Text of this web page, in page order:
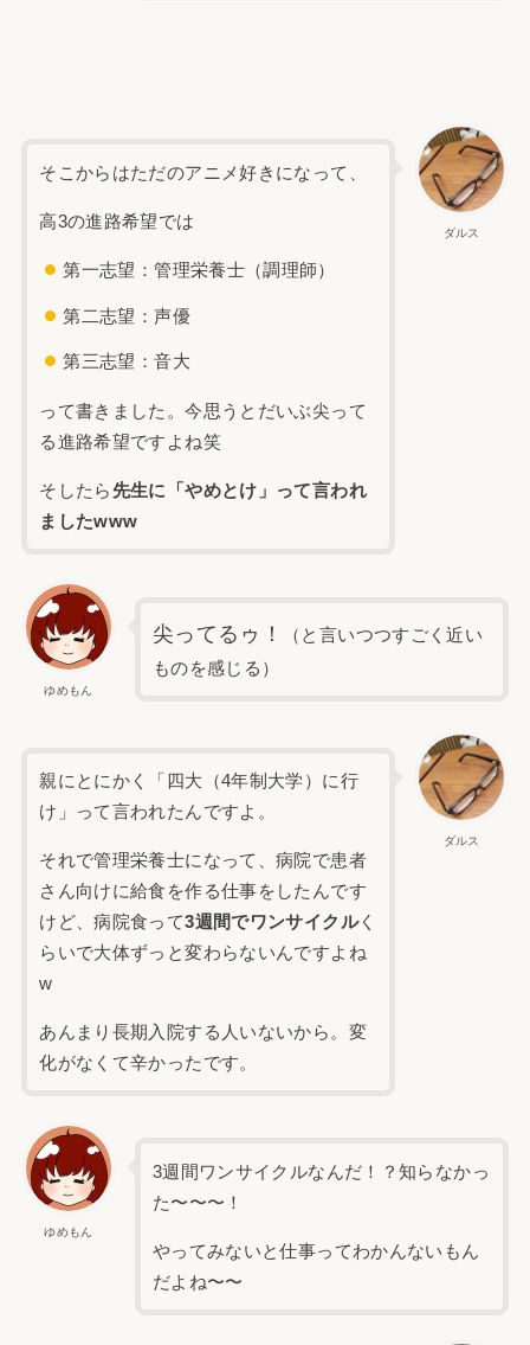
ダルス
そこからはただのアニメ好きになって、
高3の進路希望では
第一志望：管理栄養士（調理師）
第二志望：声優
第三志望：音大
って書きました。今思うとだいぶ尖って
る進路希望ですよね笑
そしたら先生に「やめとけ」って言われ
ましたwww
ゆめもん
尖ってるゥ！
（と言いつつすごく近い
ものを感じる）
ダルス
親にとにかく「四大（4年制大学）に行
け」って言われたんですよ。
それで管理栄養士になって、病院で患者
さん向けに給食を作る仕事をしたんです
けど、病院食って3週間でワンサイクルく
らいで大体ずっと変わらないんですよね
w
あんまり長期入院する人いないから。変
化がなくて辛かったです。
ゆめもん
3週間ワンサイクルなんだ！？知らなかっ
た〜〜〜！
やってみないと仕事ってわかんないもん
だよね〜〜